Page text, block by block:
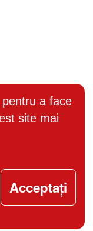
a face
site mai
Acceptați